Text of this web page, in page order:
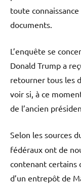
toute
documents.
L’enquête se
Donald Trump a
retourner tous les
voir si, à ce
de l’ancien
Selon les sources
fédéraux ont de
contenant certains
d’un entrepôt de